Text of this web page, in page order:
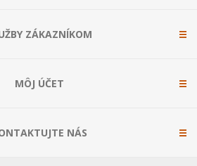
ZÁKAZNÍKOM
MÔJ ÚČET
NÁS